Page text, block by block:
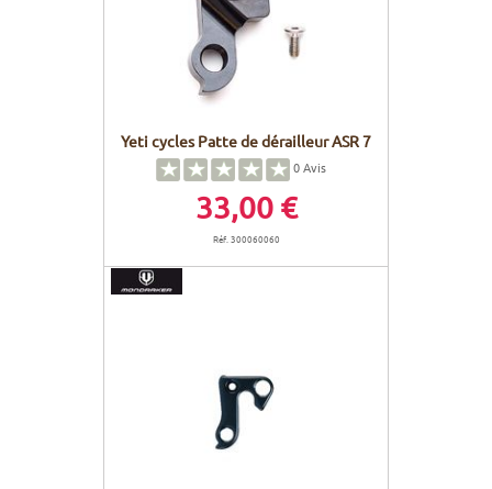
Yeti cycles Patte de dérailleur ASR 7
0Avis
33,00 €
Réf. 300060060